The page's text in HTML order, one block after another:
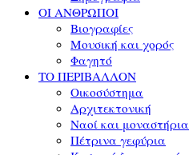
ΟΙ ΑΝΘΡΩΠΟΙ
Βιογραφίες
Μουσική και χορός
Φαγητό
ΤΟ ΠΕΡΙΒΑΛΛΟΝ
Οικοσύστημα
Αρχιτεκτονική
Ναοί και μοναστήρια
Πέτρινα γεφύρια